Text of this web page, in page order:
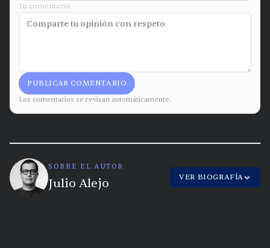
Tu comentario
PUBLICAR COMENTARIO
Los comentarios se revisan automáticamente.
SOBRE EL AUTOR
Julio Alejo VER BIOGRAFÍA